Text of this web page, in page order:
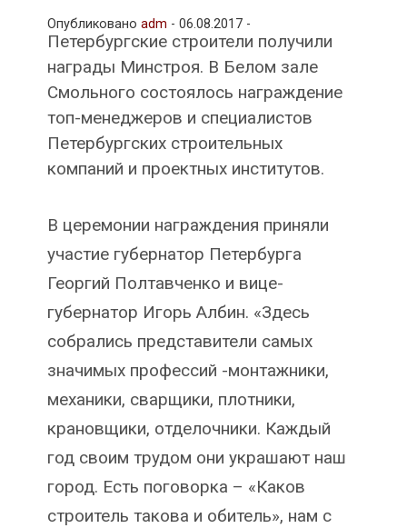
Опубликовано adm - 06.08.2017 -
Петербургские строители получили
награды Минстроя. В Белом зале
Смольного состоялось награждение
топ-менеджеров и специалистов
Петербургских строительных
компаний и проектных институтов.
В церемонии награждения приняли
участие губернатор Петербурга
Георгий Полтавченко и вице-
губернатор Игорь Албин. «Здесь
собрались представители самых
значимых профессий -монтажники,
механики, сварщики, плотники,
крановщики, отделочники. Каждый
год своим трудом они украшают наш
город. Есть поговорка – «Каков
строитель такова и обитель», нам с